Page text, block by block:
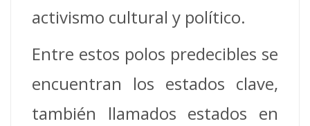
activismo cultural y político.
Entre estos polos predecibles se
encuentran los estados clave,
también llamados estados en